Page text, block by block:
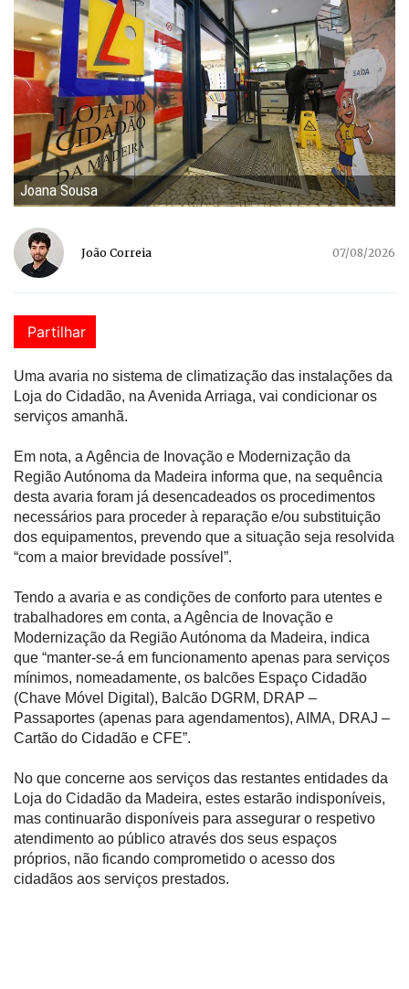
Joana Sousa
João Correia 07/08/2026
Partilhar
Uma avaria no sistema de climatização das instalações da
Loja do Cidadão, na Avenida Arriaga, vai condicionar os
serviços amanhã.
Em nota, a Agência de Inovação e Modernização da
Região Autónoma da Madeira informa que, na sequência
desta avaria foram já desencadeados os procedimentos
necessários para proceder à reparação e/ou substituição
dos equipamentos, prevendo que a situação seja resolvida
“com a maior brevidade possível”.
Tendo a avaria e as condições de conforto para utentes e
trabalhadores em conta, a Agência de Inovação e
Modernização da Região Autónoma da Madeira, indica
que “manter-se-á em funcionamento apenas para serviços
mínimos, nomeadamente, os balcões Espaço Cidadão
(Chave Móvel Digital), Balcão DGRM, DRAP –
Passaportes (apenas para agendamentos), AIMA, DRAJ –
Cartão do Cidadão e CFE”.
No que concerne aos serviços das restantes entidades da
Loja do Cidadão da Madeira, estes estarão indisponíveis,
mas continuarão disponíveis para assegurar o respetivo
atendimento ao público através dos seus espaços
próprios, não ficando comprometido o acesso dos
cidadãos aos serviços prestados.